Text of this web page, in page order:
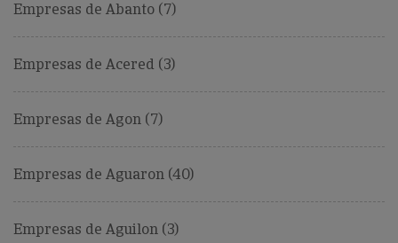
Empresas de Abanto (7)
Empresas de Acered (3)
Empresas de Agon (7)
Empresas de Aguaron (40)
Empresas de Aguilon (3)